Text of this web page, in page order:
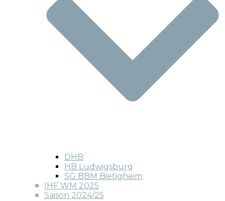
DHB
HB Ludwigsburg
SG BBM Bietigheim
IHF WM 2025
Saison 2024/25